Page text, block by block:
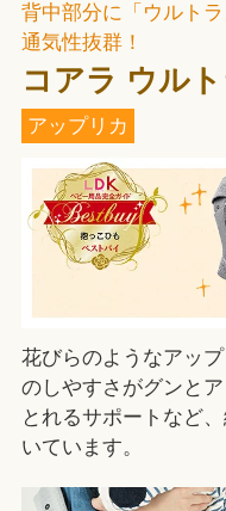
背中部分に「ウルト
通気性抜群！
コアラ ウル
アップリカ
花びらのようなアッ
のしやすさがグンと
とれるサポートなど
いています。